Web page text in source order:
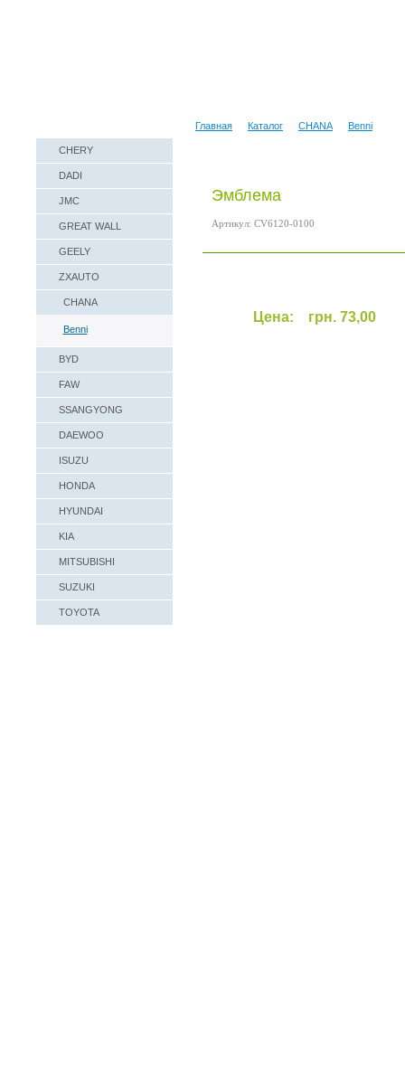
Главная Каталог CHANA Benni
CHERY
DADI
JMC
GREAT WALL
GEELY
ZXAUTO
CHANA
Benni
BYD
FAW
SSANGYONG
DAEWOO
ISUZU
HONDA
HYUNDAI
KIA
MITSUBISHI
SUZUKI
TOYOTA
Эмблема
Артикул: CV6120-0100
Цена: грн. 73,00